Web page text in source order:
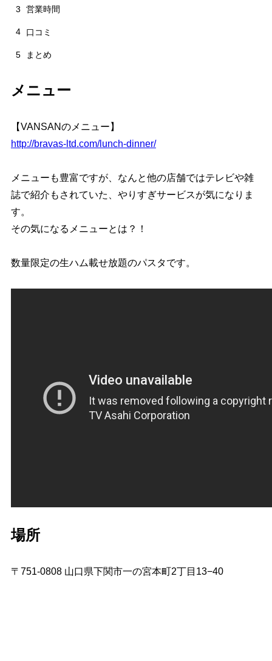
3 営業時間
4 口コミ
5 まとめ
メニュー
【VANSANのメニュー】
http://bravas-ltd.com/lunch-dinner/
メニューも豊富ですが、なんと他の店舗ではテレビや雑
誌で紹介もされていた、やりすぎサービスが気になりま
す。
その気になるメニューとは？！
数量限定の生ハム載せ放題のパスタです。
場所
〒751-0808 山口県下関市一の宮本町2丁目13−40